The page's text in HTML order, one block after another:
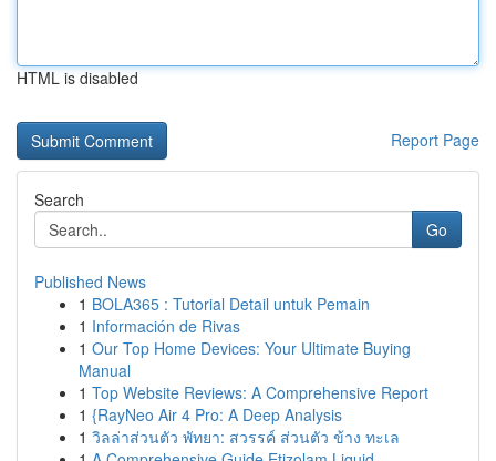
HTML is disabled
Report Page
Search
Go
Published News
1 BOLA365 : Tutorial Detail untuk Pemain
1 Información de Rivas
1 Our Top Home Devices: Your Ultimate Buying
Manual
1 Top Website Reviews: A Comprehensive Report
1 {RayNeo Air 4 Pro: A Deep Analysis
1 วิลล่าส่วนตัว พัทยา: สวรรค์ ส่วนตัว ข้าง ทะเล